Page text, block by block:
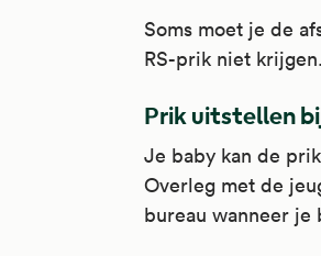
Soms moet je de
RS-prik niet krijgen.
Prik uitstellen
Je baby kan de
Overleg met de
bureau wanneer